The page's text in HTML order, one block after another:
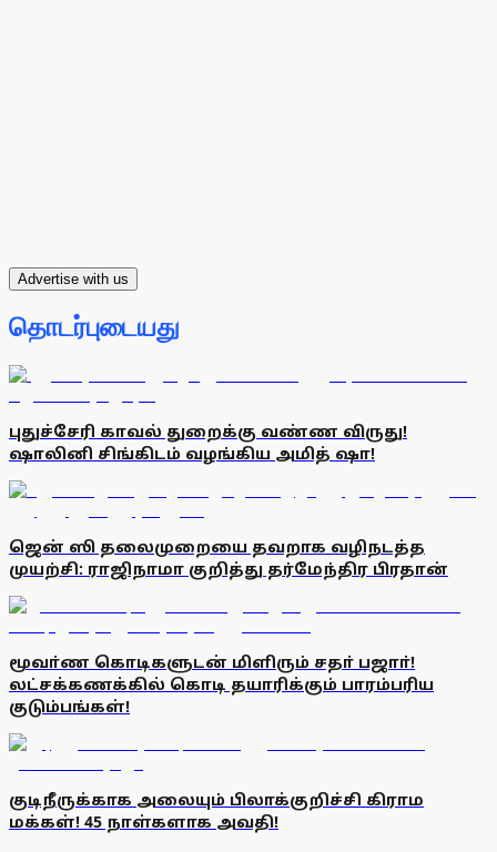
Advertise with us
தொடர்புடையது
புதுச்சேரி காவல் துறைக்கு வண்ண விருது!
ஷாலினி சிங்கிடம் வழங்கிய அமித் ஷா!
ஜென் ஸி தலைமுறையை தவறாக வழிநடத்த
முயற்சி: ராஜிநாமா குறித்து தர்மேந்திர பிரதான்
மூவா்ண கொடிகளுடன் மிளிரும் சதா் பஜாா்!
லட்சக்கணக்கில் கொடி தயாரிக்கும் பாரம்பரிய
குடும்பங்கள்!
குடிநீருக்காக அலையும் பிலாக்குறிச்சி கிராம
மக்கள்! 45 நாள்களாக அவதி!